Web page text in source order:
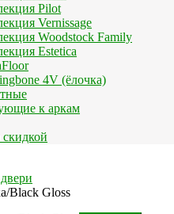
Pilot
Vernissage
Woodstock Family
Estetica
4V (ёлочка)
к аркам
Black Gloss